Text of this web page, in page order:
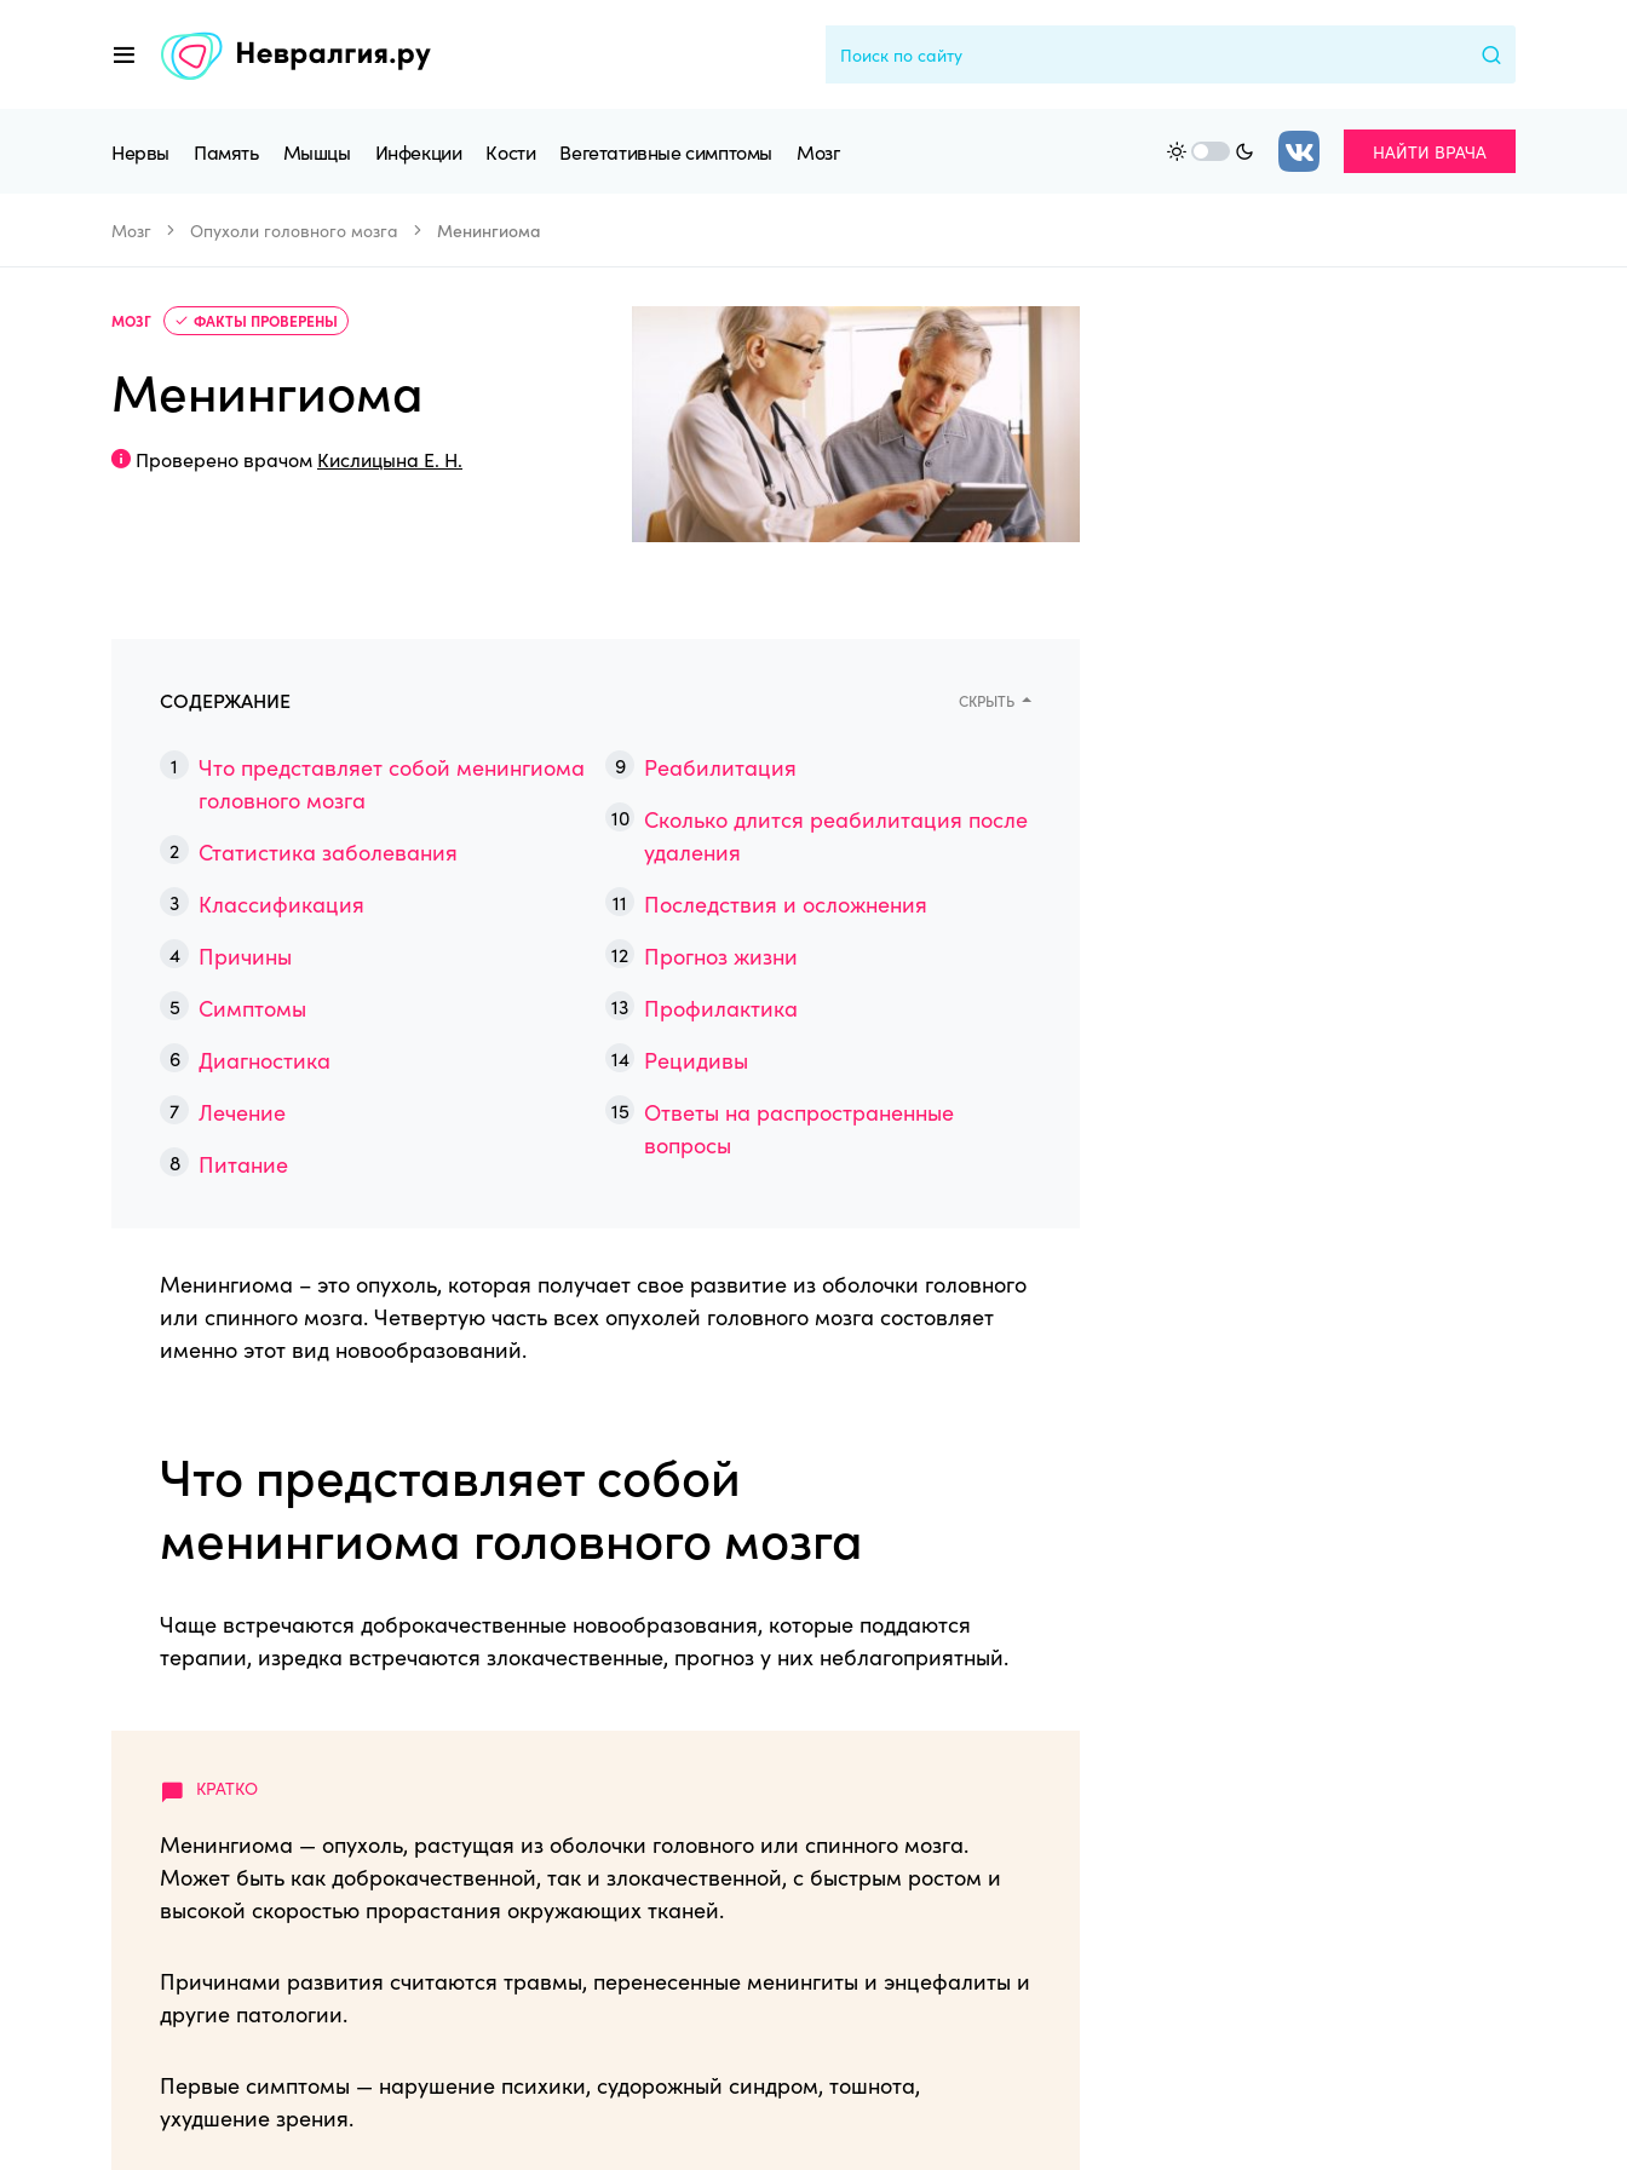
Нервы Память Мышцы Инфекции Кости Вегетативные симптомы Мозг НАЙТИ ВРАЧА
Мозг Опухоли головного мозга Менингиома
МОЗГ ФАКТЫ ПРОВЕРЕНЫ
Менингиома
Проверено врачом Кислицына Е. Н.
СОДЕРЖАНИЕ СКРЫТЬ
Что представляет собой менингиома
головного мозга
Статистика заболевания
Классификация
Причины
Симптомы
Диагностика
Лечение
Питание
Реабилитация
Сколько длится реабилитация после
удаления
Последствия и осложнения
Прогноз жизни
Профилактика
Рецидивы
Ответы на распространенные
вопросы
Менингиома – это опухоль, которая получает свое развитие из оболочки головного
или спинного мозга. Четвертую часть всех опухолей головного мозга состовляет
именно этот вид новообразований.
Что представляет собой
менингиома головного мозга
Чаще встречаются доброкачественные новообразования, которые поддаются
терапии, изредка встречаются злокачественные, прогноз у них неблагоприятный.
Менингиома — опухоль, растущая из оболочки головного или спинного мозга.
Может быть как доброкачественной, так и злокачественной, с быстрым ростом и
высокой скоростью прорастания окружающих тканей.
Причинами развития считаются травмы, перенесенные менингиты и энцефалиты и
другие патологии.
Первые симптомы — нарушение психики, судорожный синдром, тошнота,
ухудшение зрения.